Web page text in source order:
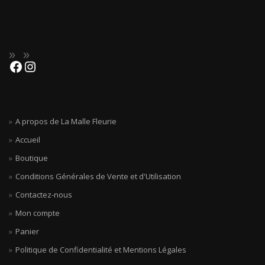
A propos de La Malle Fleurie
Accueil
Boutique
Conditions Générales de Vente et d'Utilisation
Contactez-nous
Mon compte
Panier
Politique de Confidentialité et Mentions Légales